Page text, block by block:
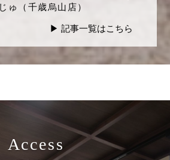
ゅ（千歳烏山店）
▶︎ 記事一覧はこちら
Access